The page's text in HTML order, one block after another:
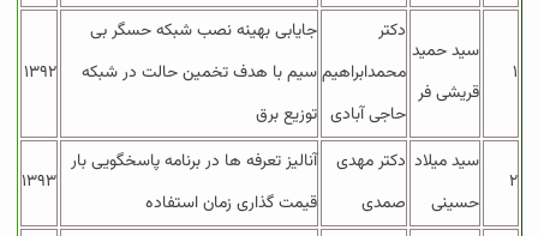
۱
سید حمید
قریشی فر
دکتر
محمدابراهیم
حاجی آبادی
جایابی بهینه نصب شبکه حسگر بی
سیم با هدف تخمین حالت در شبکه
توزیع برق
۱۳۹۲
۲
سید میلاد
حسینی
دکتر مهدی
صمدی
آنالیز تعرفه ها در برنامه پاسخگویی بار
قیمت گذاری زمان استفاده
۱۳۹۳